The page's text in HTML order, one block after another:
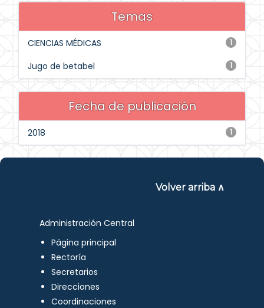
Temas
1
CIENCIAS MÉDICAS
1
Jugo de betabel
Fecha de publicación
1
2018
Volver arriba ∧
Administración Central
Página principal
Rectoría
Secretarios
Direcciones
Coordinaciones